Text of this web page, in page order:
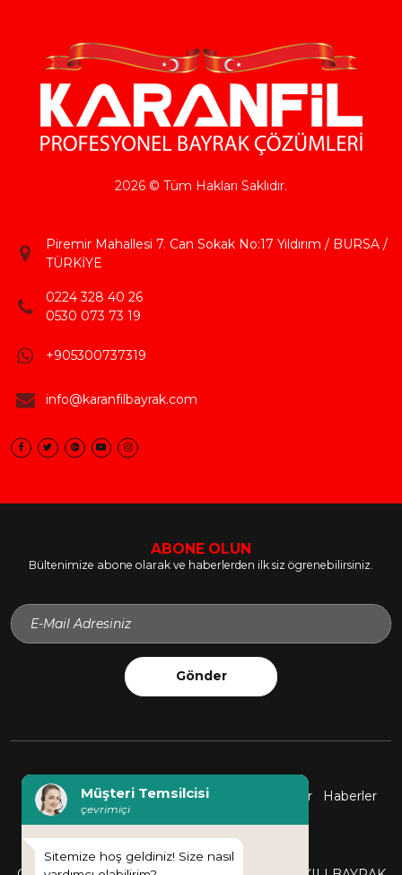
2026 © Tüm Hakları Saklıdır.
Piremir Mahallesi 7. Can Sokak No:17 Yıldırım / BURSA /
TÜRKİYE
0224 328 40 26
0530 073 73 19
+905300737319
info@karanfilbayrak.com
ABONE OLUN
Bültenimize abone olarak ve haberlerden ilk siz ögrenebilirsiniz.
Gönder
Kurumsal Ürünler Üretim Tesisi Referanslar
Haberler
Kataloglar
İletişim
Müşteri Temsilcisi
çevrimiçi
Sitemize hoş geldiniz! Size nasıl